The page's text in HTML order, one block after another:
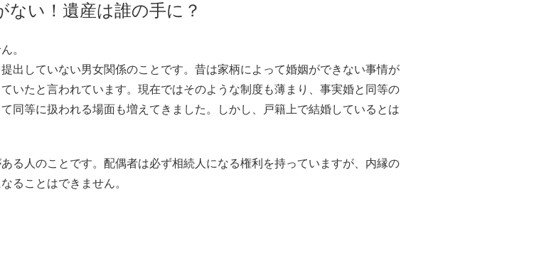
ない！遺産は誰の手に？
。
出していない男女関係のことです。昔は家柄によって婚姻ができない事情が
いたと言われています。現在ではそのような制度も薄まり、事実婚と同等の
同等に扱われる場面も増えてきました。しかし、戸籍上で結婚しているとは
る人のことです。配偶者は必ず相続人になる権利を持っていますが、内縁の
ることはできません。